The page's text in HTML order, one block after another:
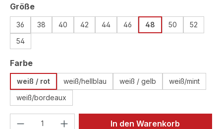
Größeauswählen
36 38 40 42 44 46 48 50
52
54
Farbeauswählen
weiß / rot weiß/hellblau weiß / gelb
weiß/mint
weiß/bordeaux
Produkt Anzahl: Gib denIn den Warenkorb